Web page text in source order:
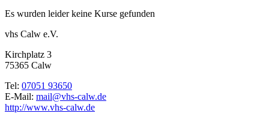
Es wurden leider keine Kurse gefunden
vhs Calw e.V.
Kirchplatz 3
75365 Calw
Tel: 07051 93650
E-Mail: mail@vhs-calw.de
http://www.vhs-calw.de